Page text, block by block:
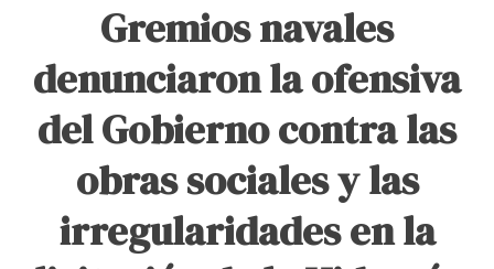
Gremios navales
denunciaron la ofensiva
del Gobierno contra las
obras sociales y las
irregularidades en la